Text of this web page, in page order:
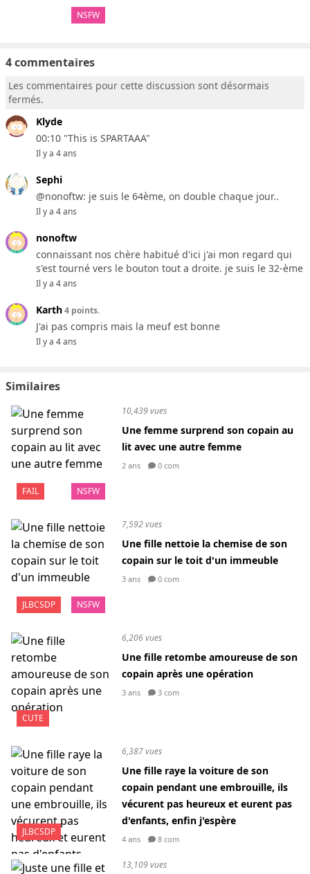
NSFW
4 commentaires
Les commentaires pour cette discussion sont désormais
fermés.
Klyde
00:10 "This is SPARTAAA"
Il y a 4 ans
Sephi
@nonoftw: je suis le 64ème, on double chaque jour..
Il y a 4 ans
nonoftw
connaissant nos chère habitué d'ici j'ai mon regard qui
s'est tourné vers le bouton tout a droite. je suis le 32-ème
Il y a 4 ans
Karth4 points.
J'ai pas compris mais la meuf est bonne
Il y a 4 ans
Similaires
FAIL NSFW
10,439 vues
Une femme surprend son copain au
lit avec une autre femme
2 ans 0 com
JLBCSDP NSFW
7,592 vues
Une fille nettoie la chemise de son
copain sur le toit d'un immeuble
3 ans 0 com
CUTE
6,206 vues
Une fille retombe amoureuse de son
copain après une opération
3 ans 3 com
JLBCSDP
6,387 vues
Une fille raye la voiture de son
copain pendant une embrouille, ils
vécurent pas heureux et eurent pas
d'enfants, enfin j'espère
4 ans 8 com
13,109 vues